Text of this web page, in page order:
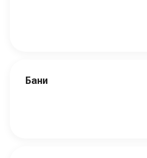
Бани